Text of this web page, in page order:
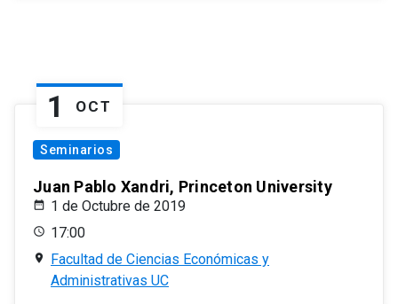
1 OCT
Seminarios
Juan Pablo Xandri, Princeton University
1 de Octubre de 2019
17:00
Facultad de Ciencias Económicas y
Administrativas UC